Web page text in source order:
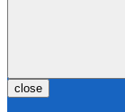
close